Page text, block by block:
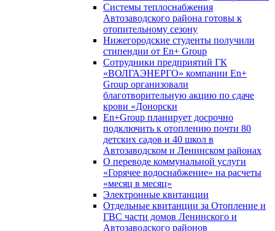
Системы теплоснабжения
Автозаводского района готовы к
отопительному сезону
Нижегородские студенты получили
стипендии от En+ Group
Сотрудники предприятий ГК
«ВОЛГАЭНЕРГО» компании En+
Group организовали
благотворительную акцию по сдаче
крови «Донорски
En+Group планирует досрочно
подключить к отоплению почти 80
детских садов и 40 школ в
Автозаводском и Ленинском районах
О переводе коммунальной услуги
«Горячее водоснабжение» на расчеты
«месяц в месяц»
Электронные квитанции
Отдельные квитанции за Отопление и
ГВС части домов Ленинского и
Автозаводского районов